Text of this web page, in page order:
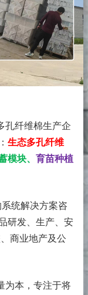
孔纤维棉生产企
生态多孔纤维
模块、 育苗种植
统解决方案咨
研发、生产、安
商业地产及公
为本，专注于将